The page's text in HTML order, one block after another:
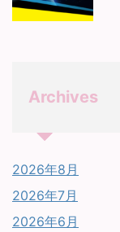
Archives
2026年8月
2026年7月
2026年6月